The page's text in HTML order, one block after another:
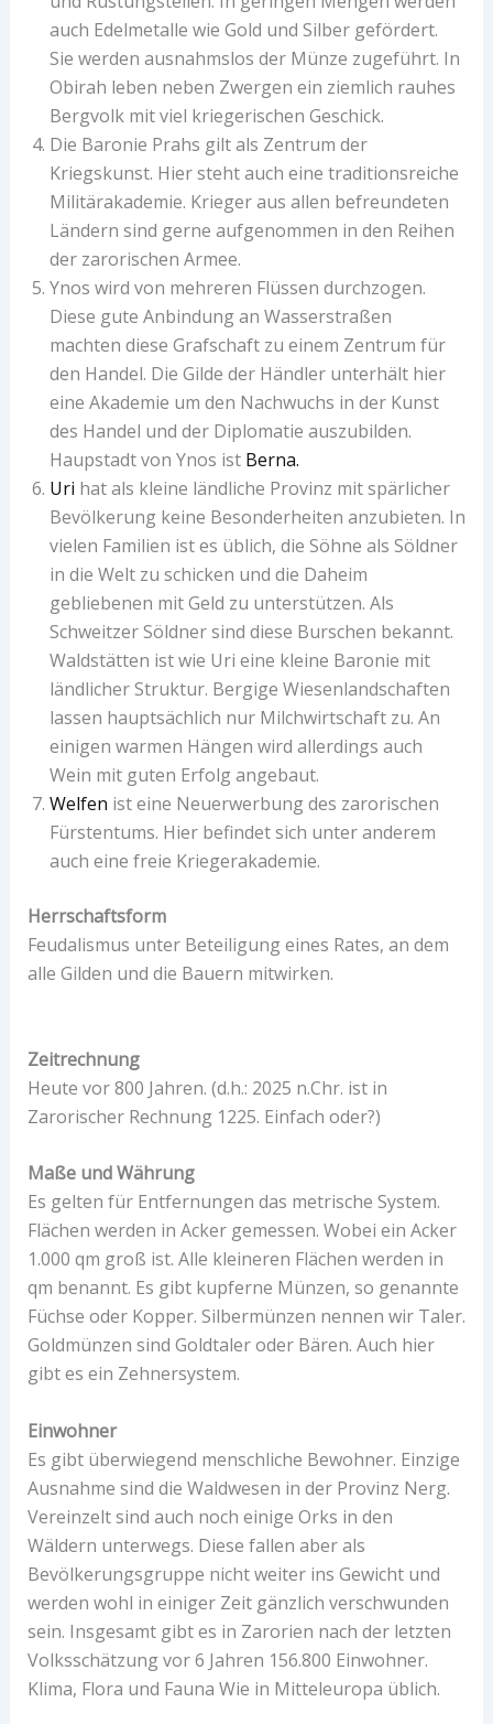
auch Edelmetalle wie Gold und Silber gefördert.
Sie werden ausnahmslos der Münze zugeführt. In
Obirah leben neben Zwergen ein ziemlich rauhes
Bergvolk mit viel kriegerischen Geschick.
Die Baronie Prahs gilt als Zentrum der
Kriegskunst. Hier steht auch eine traditionsreiche
Militärakademie. Krieger aus allen befreundeten
Ländern sind gerne aufgenommen in den Reihen
der zarorischen Armee.
Ynos wird von mehreren Flüssen durchzogen.
Diese gute Anbindung an Wasserstraßen
machten diese Grafschaft zu einem Zentrum für
den Handel. Die Gilde der Händler unterhält hier
eine Akademie um den Nachwuchs in der Kunst
des Handel und der Diplomatie auszubilden.
Haupstadt von Ynos ist Berna.
Uri hat als kleine ländliche Provinz mit spärlicher
Bevölkerung keine Besonderheiten anzubieten. In
vielen Familien ist es üblich, die Söhne als Söldner
in die Welt zu schicken und die Daheim
gebliebenen mit Geld zu unterstützen. Als
Schweitzer Söldner sind diese Burschen bekannt.
Waldstätten ist wie Uri eine kleine Baronie mit
ländlicher Struktur. Bergige Wiesenlandschaften
lassen hauptsächlich nur Milchwirtschaft zu. An
einigen warmen Hängen wird allerdings auch
Wein mit guten Erfolg angebaut.
Welfen ist eine Neuerwerbung des zarorischen
Fürstentums. Hier befindet sich unter anderem
auch eine freie Kriegerakademie.
Herrschaftsform
Feudalismus unter Beteiligung eines Rates, an dem
alle Gilden und die Bauern mitwirken.
Zeitrechnung
Heute vor 800 Jahren. (d.h.: 2025 n.Chr. ist in
Zarorischer Rechnung 1225. Einfach oder?)
Maße und Währung
Es gelten für Entfernungen das metrische System.
Flächen werden in Acker gemessen. Wobei ein Acker
1.000 qm groß ist. Alle kleineren Flächen werden in
qm benannt. Es gibt kupferne Münzen, so genannte
Füchse oder Kopper. Silbermünzen nennen wir Taler.
Goldmünzen sind Goldtaler oder Bären. Auch hier
gibt es ein Zehnersystem.
Einwohner
Es gibt überwiegend menschliche Bewohner. Einzige
Ausnahme sind die Waldwesen in der Provinz Nerg.
Vereinzelt sind auch noch einige Orks in den
Wäldern unterwegs. Diese fallen aber als
Bevölkerungsgruppe nicht weiter ins Gewicht und
werden wohl in einiger Zeit gänzlich verschwunden
sein. Insgesamt gibt es in Zarorien nach der letzten
Volksschätzung vor 6 Jahren 156.800 Einwohner.
Klima, Flora und Fauna Wie in Mitteleuropa üblich.